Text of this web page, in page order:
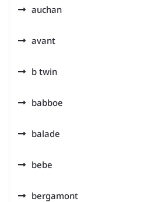
auchan
avant
b twin
babboe
balade
bebe
bergamont